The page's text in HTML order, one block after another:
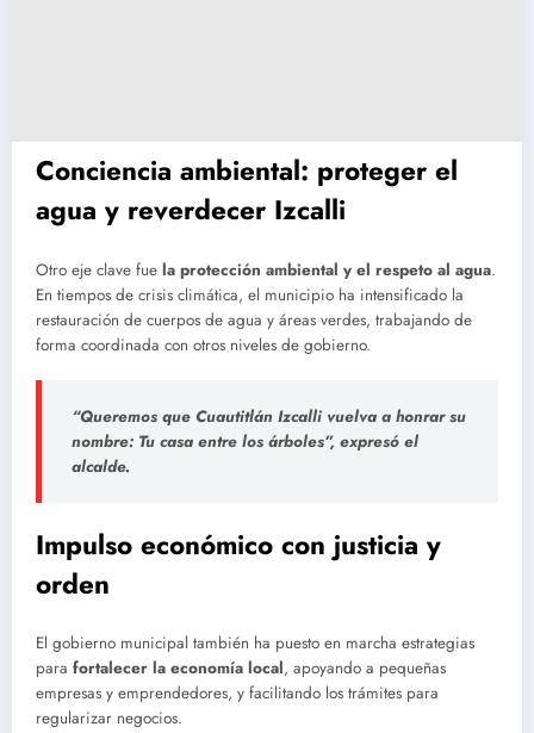
Conciencia ambiental: proteger el
agua y reverdecer Izcalli
Otro eje clave fue la protección ambiental y el respeto al agua.
En tiempos de crisis climática, el municipio ha intensificado la
restauración de cuerpos de agua y áreas verdes, trabajando de
forma coordinada con otros niveles de gobierno.
“Queremos que Cuautitlán Izcalli vuelva a honrar su
nombre: Tu casa entre los árboles”, expresó el
alcalde.
Impulso económico con justicia y
orden
El gobierno municipal también ha puesto en marcha estrategias
para fortalecer la economía local, apoyando a pequeñas
empresas y emprendedores, y facilitando los trámites para
regularizar negocios.